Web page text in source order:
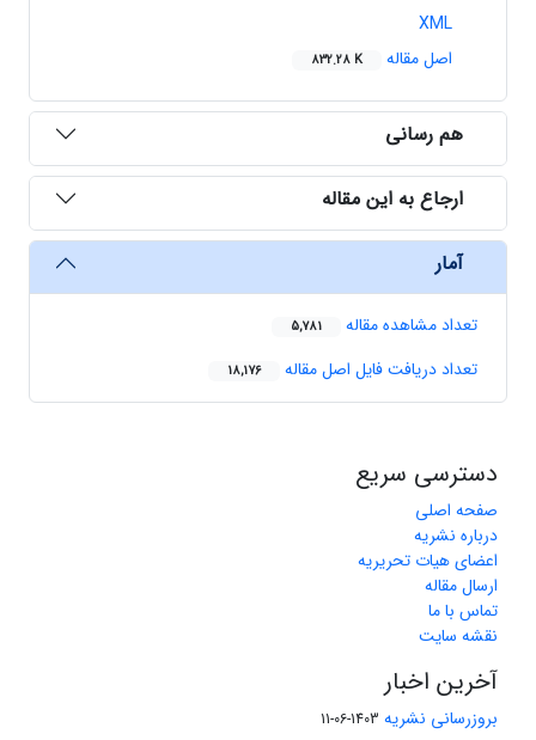
XML
اصل مقاله
832.28 K
هم رسانی
ارجاع به این مقاله
آمار
تعداد مشاهده مقاله 5,781
تعداد دریافت فایل اصل مقاله 18,176
دسترسی سریع
صفحه اصلی
درباره نشریه
اعضای هیات تحریریه
ارسال مقاله
تماس با ما
نقشه سایت
آخرین اخبار
بروزرسانی نشریه 1403-06-11